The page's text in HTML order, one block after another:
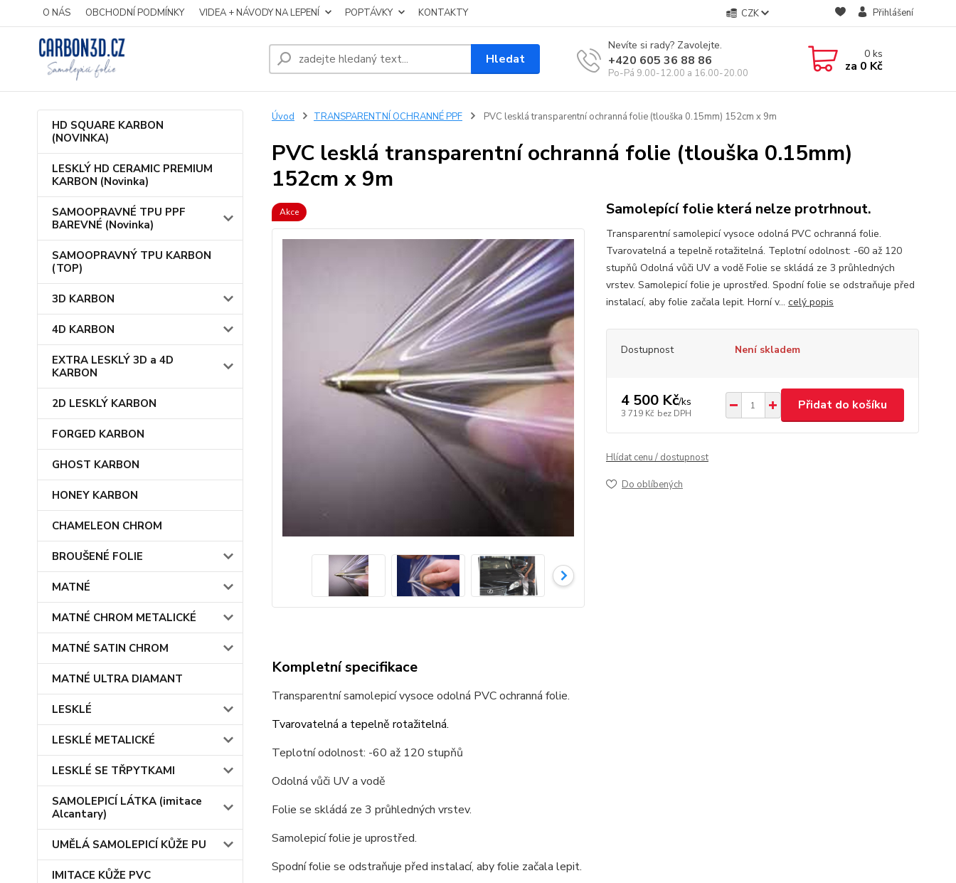
O NÁS OBCHODNÍ PODMÍNKY VIDEA + NÁVODY NA LEPENÍ POPTÁVKY KONTAKTY CZK Přihlášení
Hledat
Nevíte si rady? Zavolejte.
+420 605 36 88 86
Po-Pá 9.00-12.00 a 16.00-20.00
0ks
za 0 Kč
HD SQUARE KARBON
(NOVINKA)
LESKLÝ HD CERAMIC PREMIUM
KARBON (Novinka)
SAMOOPRAVNÉ TPU PPF
BAREVNÉ (Novinka)
SAMOOPRAVNÝ TPU KARBON
(TOP)
3D KARBON
4D KARBON
EXTRA LESKLÝ 3D a 4D
KARBON
2D LESKLÝ KARBON
FORGED KARBON
GHOST KARBON
HONEY KARBON
CHAMELEON CHROM
BROUŠENÉ FOLIE
MATNÉ
MATNÉ CHROM METALICKÉ
MATNÉ SATIN CHROM
MATNÉ ULTRA DIAMANT
LESKLÉ
LESKLÉ METALICKÉ
LESKLÉ SE TŘPYTKAMI
SAMOLEPICÍ LÁTKA (imitace
Alcantary)
UMĚLÁ SAMOLEPICÍ KŮŽE PU
IMITACE KŮŽE PVC
Úvod TRANSPARENTNÍ OCHRANNÉ PPF PVC lesklá transparentní ochranná folie (tlouška 0.15mm) 152cm x 9m
PVC lesklá transparentní ochranná folie (tlouška 0.15mm)
152cm x 9m
Akce Samolepící folie která nelze protrhnout.
Transparentní samolepicí vysoce odolná PVC ochranná folie.
Tvarovatelná a tepelně rotažitelná. Teplotní odolnost: -60 až 120
stupňů Odolná vůči UV a vodě Folie se skládá ze 3 průhledných
vrstev. Samolepicí folie je uprostřed. Spodní folie se odstraňuje před
instalací, aby folie začala lepit. Horní v... celý popis
Dostupnost Není skladem
4 500 Kč/ks
3 719 Kč bez DPH
Přidat do košíku
Hlídat cenu / dostupnost
Do oblíbených
Kompletní specifikace
Transparentní samolepicí vysoce odolná PVC ochranná folie.
Tvarovatelná a tepelně rotažitelná.
Teplotní odolnost: -60 až 120 stupňů
Odolná vůči UV a vodě
Folie se skládá ze 3 průhledných vrstev.
Samolepicí folie je uprostřed.
Spodní folie se odstraňuje před instalací, aby folie začala lepit.